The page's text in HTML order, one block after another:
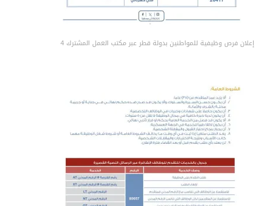
إعلان فرص وظيفية للمواطنين بدولة قطر عبر مكتب العمل المشترك 4